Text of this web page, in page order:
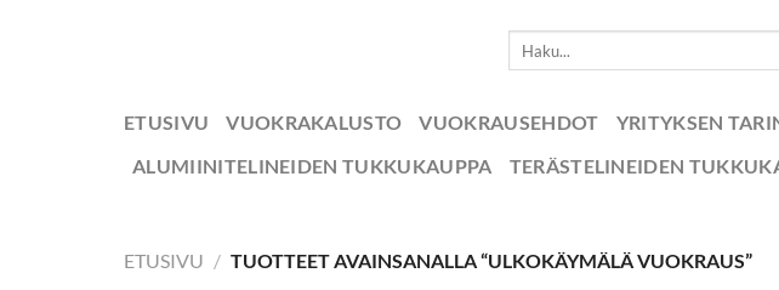
ETUSIVU VUOKRAKALUSTO VUOKRAUSEHDOT YRITYKSEN
ALUMIINITELINEIDEN TUKKUKAUPPA
TERÄSTELINEIDEN
ETUSIVU / TUOTTEET AVAINSANALLA “ULKOKÄYMÄLÄ VUOKRAUS”